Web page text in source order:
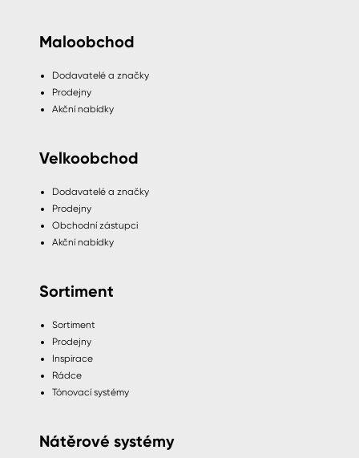
Maloobchod
Dodavatelé a značky
Prodejny
Akční nabídky
Velkoobchod
Dodavatelé a značky
Prodejny
Obchodní zástupci
Akční nabídky
Sortiment
Sortiment
Prodejny
Inspirace
Rádce
Tónovací systémy
Nátěrové systémy